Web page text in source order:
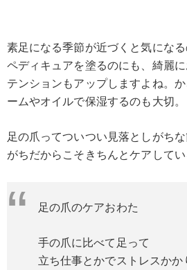
素足になる季節が近づくと気になる
ペディキュアを塗るのにも、綺麗
テンションもアップしますよね。
ームやオイルで保湿するのも大切。
足の爪ってついつい見落としがち
がちだからこそきちんとケアしてい
足の爪のケアおわた
手の爪に比べて足って
立ち仕事とかでストレスかか